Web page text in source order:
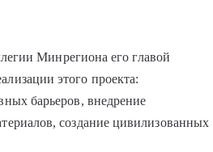
Минрегиона его главой
этого проекта:
барьеров, внедрение
создание цивилизованных